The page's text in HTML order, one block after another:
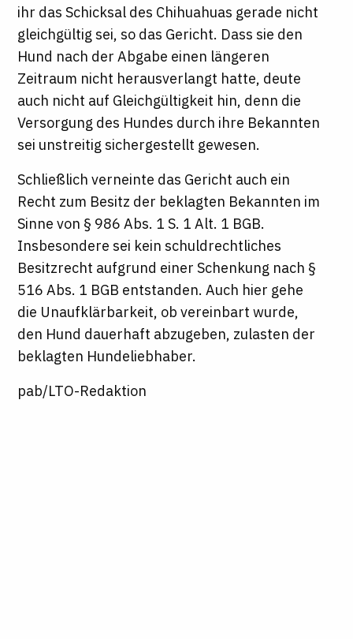
ihr das Schicksal des Chihuahuas gerade nicht
gleichgültig sei, so das Gericht. Dass sie den
Hund nach der Abgabe einen längeren
Zeitraum nicht herausverlangt hatte, deute
auch nicht auf Gleichgültigkeit hin, denn die
Versorgung des Hundes durch ihre Bekannten
sei unstreitig sichergestellt gewesen.
Schließlich verneinte das Gericht auch ein
Recht zum Besitz der beklagten Bekannten im
Sinne von § 986 Abs. 1 S. 1 Alt. 1 BGB.
Insbesondere sei kein schuldrechtliches
Besitzrecht aufgrund einer Schenkung nach §
516 Abs. 1 BGB entstanden. Auch hier gehe
die Unaufklärbarkeit, ob vereinbart wurde,
den Hund dauerhaft abzugeben, zulasten der
beklagten Hundeliebhaber.
pab/LTO-Redaktion